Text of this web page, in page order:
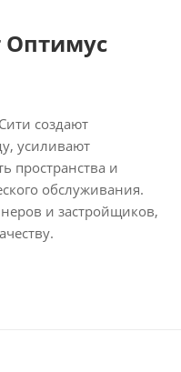
создают
усиливают
пространства и
обслуживания.
и застройщиков,